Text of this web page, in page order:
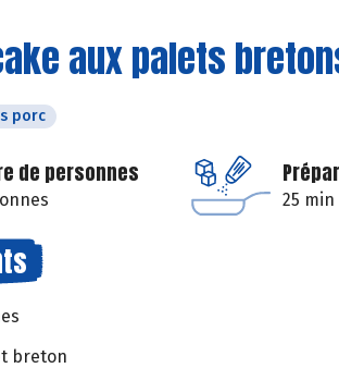
aux palets
porc
de personnes
25 min
breton